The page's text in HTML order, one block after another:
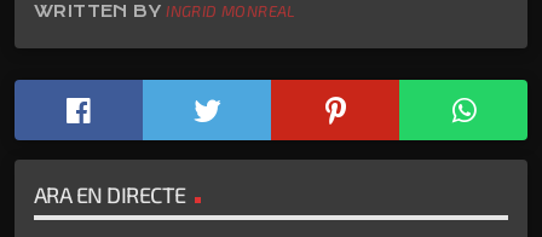
WRITTEN BYINGRID MONREAL
ARA EN DIRECTE